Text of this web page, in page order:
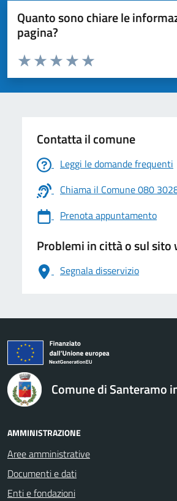
Quanto sono chiare le
pagina?
Valuta da 1 a 5 stelle la pagina
Valuta 5 stelle su 5
Valuta 4 stelle su 5
Valuta 3 stelle su 5
Valuta 2 stelle su 5
Valuta 1 stelle su 5
Contatta il comune
Leggi le domande frequenti
Chiama il Comune 080
Prenota appuntamento
Problemi in città o sul sito
Segnala disservizio
logo Unione Europea
Comune di Santeramo
AMMINISTRAZIONE
Aree amministrative
Documenti e dati
Enti e fondazioni